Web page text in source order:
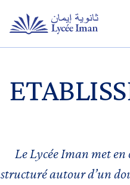
Le Lycée Iman met
structuré autour d’un